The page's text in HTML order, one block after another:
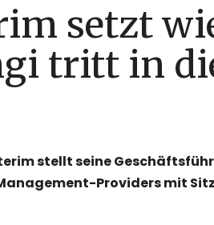
setzt
tritt in
stellt seine
Providers mit